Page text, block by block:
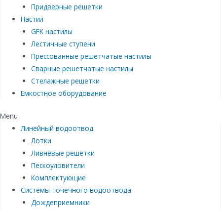
Придверные решетки
Настил
GFK настилы
Лестичные ступени
Прессованные решетчатые настилы
Сварные решетчатые настилы
Стелажные решетки
Емкостное оборудование
Menu
Линейный водоотвод
Лотки
Ливневые решетки
Пескоуловители
Комплектующие
Системы точечного водоотвода
Дождеприемники